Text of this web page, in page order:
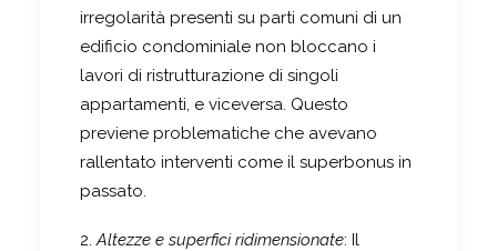
irregolarità presenti su parti comuni di un
edificio condominiale non bloccano i
lavori di ristrutturazione di singoli
appartamenti, e viceversa. Questo
previene problematiche che avevano
rallentato interventi come il superbonus in
passato.
2.Altezze e superfici ridimensionate: Il